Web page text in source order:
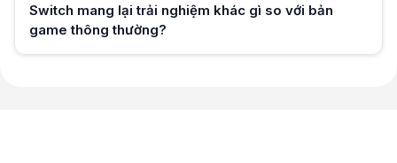
Switch mang lại trải nghiệm khác gì so với bản
game thông thường?